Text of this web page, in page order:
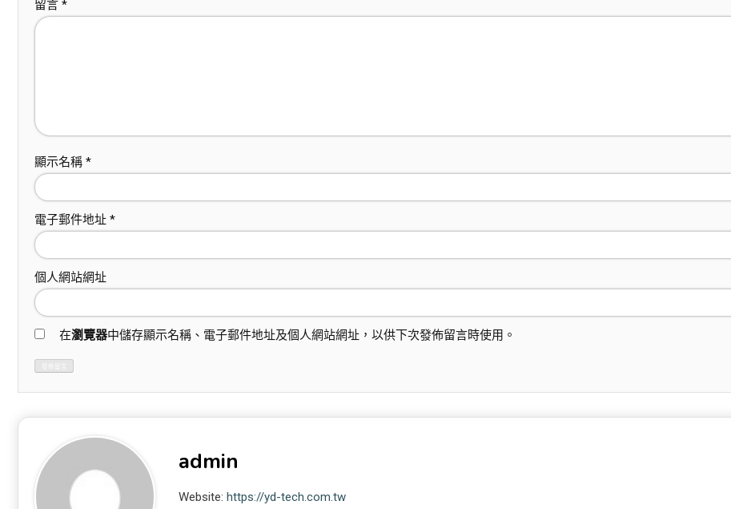
留言 *
顯示名稱 *
電子郵件地址 *
個人網站網址
在瀏覽器中儲存顯示名稱、電子郵件地址及個人網站網址，以供下次發佈留言時使用。
admin
Website:https://yd-tech.com.tw